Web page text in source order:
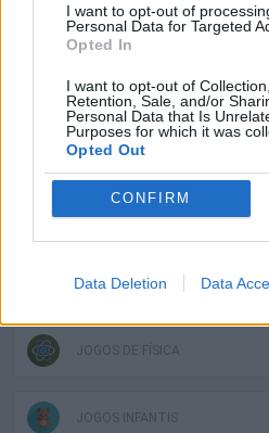
I want to opt-out of
Personal Data for Targeted
Opted In
I want to opt-out of
Retention, Sale, and/or
Personal Data that Is
Purposes for which it was
Opted Out
CONFIRM
Data Deletion Data
JOGOS EM 3D
JOGOS DIFÍCEIS
JOGOS DIVERTIDOS
JOGOS DE EQUILÍBRIO
JOGOS DE ESQUIVAR
JOGOS DE FÍSICA
JOGOS INFANTIS